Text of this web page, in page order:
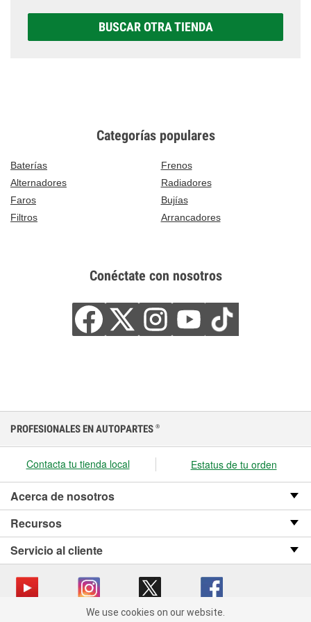
BUSCAR OTRA TIENDA
Categorías populares
Baterías
Frenos
Alternadores
Radiadores
Faros
Bujías
Filtros
Arrancadores
Conéctate con nosotros
We use cookies on our website. By clicking "Accept", you consent
PROFESIONALES EN AUTOPARTES ®
Contacta tu tienda local Estatus de tu orden
Acerca de nosotros
Recursos
Servicio al cliente
We use cookies on our website.